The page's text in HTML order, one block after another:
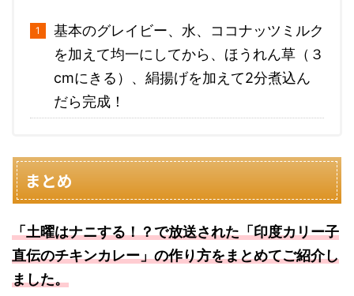
基本のグレイビー、水、ココナッツミルク
を加えて均一にしてから、ほうれん草（３
cmにきる）、絹揚げを加えて2分煮込ん
だら完成！
まとめ
「土曜はナニする！？で放送された「印度カリー子
直伝のチキンカレー」の作り方をまとめてご紹介し
ました。